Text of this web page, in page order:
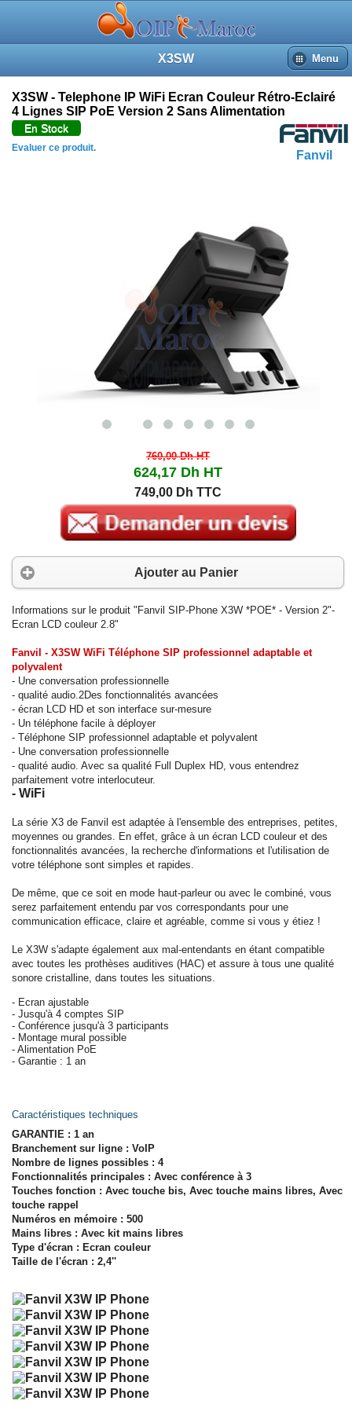
X3SW Menu
Fanvil
X3SW - Telephone IP WiFi Ecran Couleur Rétro-Eclairé
4 Lignes SIP PoE Version 2 Sans Alimentation
En Stock
Evaluer ce produit.
760,00 DhHT
624,17 Dh HT
749,00 Dh TTC
Ajouter au Panier
Informations sur le produit "Fanvil SIP-Phone X3W *POE* - Version 2"-
Ecran LCD couleur 2.8"
Fanvil - X3SWWiFi Téléphone SIP professionnel adaptable et
polyvalent
- Une conversation professionnelle
- qualité audio.2Des fonctionnalités avancées
- écran LCD HD et son interface sur-mesure
- Un téléphone facile à déployer
- Téléphone SIP professionnel adaptable et polyvalent
- Une conversation professionnelle
- qualité audio. Avec sa qualité Full Duplex HD, vous entendrez
parfaitement votre interlocuteur.
- WiFi
La série X3 de Fanvil est adaptée à l'ensemble des entreprises, petites,
moyennes ou grandes. En effet, grâce à un écran LCD couleur et des
fonctionnalités avancées, la recherche d'informations et l'utilisation de
votre téléphone sont simples et rapides.
De même, que ce soit en mode haut-parleur ou avec le combiné, vous
serez parfaitement entendu par vos correspondants pour une
communication efficace, claire et agréable, comme si vous y étiez !
Le X3W s'adapte également aux mal-entendants en étant compatible
avec toutes les prothèses auditives (HAC) et assure à tous une qualité
sonore cristalline, dans toutes les situations.
- Ecran ajustable
- Jusqu'à 4 comptes SIP
- Conférence jusqu'à 3 participants
- Montage mural possible
- Alimentation PoE
- Garantie : 1 an
Caractéristiques techniques
GARANTIE : 1 an
Branchement sur ligne : VoIP
Nombre de lignes possibles : 4
Fonctionnalités principales : Avec conférence à 3
Touches fonction : Avec touche bis, Avec touche mains libres, Avec
touche rappel
Numéros en mémoire : 500
Mains libres : Avec kit mains libres
Type d'écran : Ecran couleur
Taille de l'écran : 2,4''